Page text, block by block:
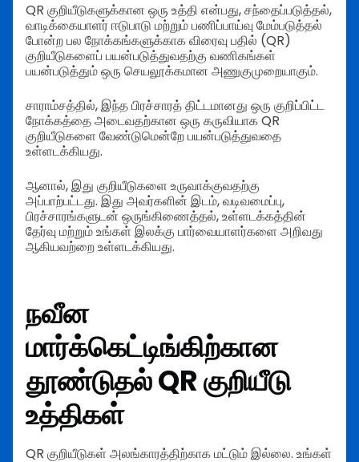
QR குறியீடுகளுக்கான ஒரு உத்தி என்பது, சந்தைப்படுத்தல்,
வாடிக்கையாளர் ஈடுபாடு மற்றும் பணிப்பாய்வு மேம்படுத்தல்
போன்ற பல நோக்கங்களுக்காக விரைவு பதில் (QR)
குறியீடுகளைப் பயன்படுத்துவதற்கு வணிகங்கள்
பயன்படுத்தும் ஒரு செயலூக்கமான அணுகுமுறையாகும்.
சாராம்சத்தில், இந்த பிரச்சாரத் திட்டமானது ஒரு குறிப்பிட்ட
நோக்கத்தை அடைவதற்கான ஒரு கருவியாக QR
குறியீடுகளை வேண்டுமென்றே பயன்படுத்துவதை
உள்ளடக்கியது.
ஆனால், இது குறியீடுகளை உருவாக்குவதற்கு
அப்பாற்பட்டது. இது அவர்களின் இடம், வடிவமைப்பு,
பிரச்சாரங்களுடன் ஒருங்கிணைத்தல், உள்ளடக்கத்தின்
தேர்வு மற்றும் உங்கள் இலக்கு பார்வையாளர்களை அறிவது
ஆகியவற்றை உள்ளடக்கியது.
நவீன
மார்க்கெட்டிங்கிற்கான
தூண்டுதல் QR குறியீடு
உத்திகள்
QR குறியீடுகள் அலங்காரத்திற்காக மட்டும் இல்லை. உங்கள்